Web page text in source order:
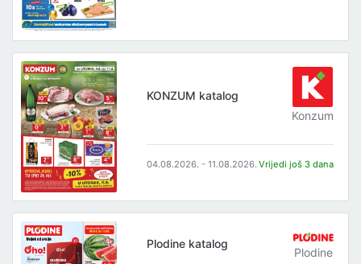
KONZUM katalog
Konzum
04.08.2026. - 11.08.2026. Vrijedi još 3 dana
Plodine katalog
Plodine